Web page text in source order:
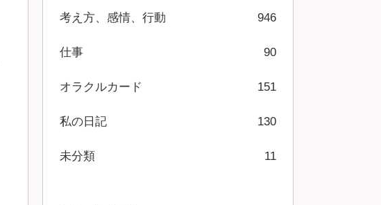
考え方、感情、行動 946
仕事 90
オラクルカード 151
私の日記 130
未分類 11